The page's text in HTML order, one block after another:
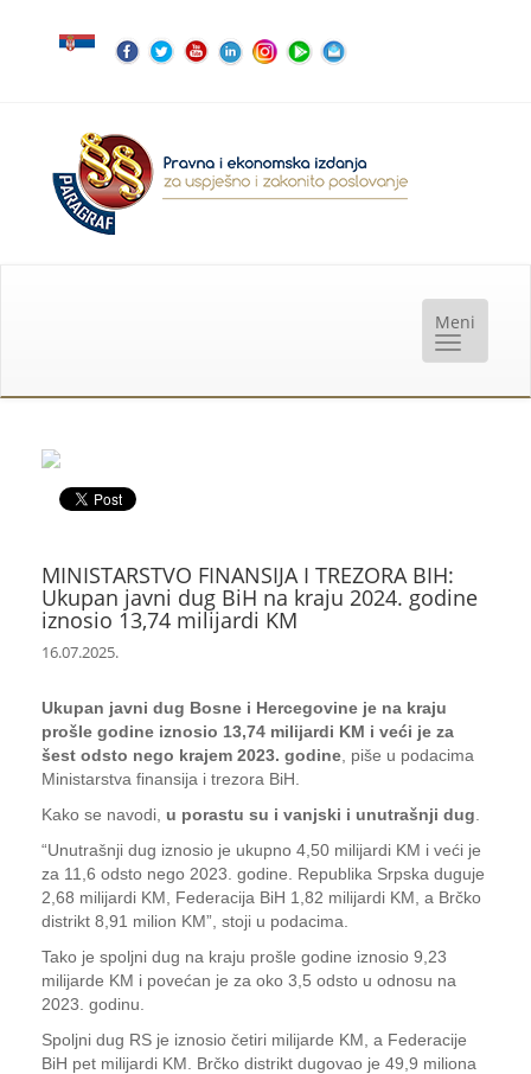
MINISTARSTVO FINANSIJA I TREZORA BIH:
Ukupan javni dug BiH na kraju 2024. godine
iznosio 13,74 milijardi KM
16.07.2025.
Ukupan javni dug Bosne i Hercegovine je na kraju
prošle godine iznosio 13,74 milijardi KM i veći je za
šest odsto nego krajem 2023. godine , piše u podacima
Ministarstva finansija i trezora BiH.
Kako se navodi, u porastu su i vanjski i unutrašnji dug
“Unutrašnji dug iznosio je ukupno 4,50 milijardi KM i veći je
za 11,6 odsto nego 2023. godine. Republika Srpska duguje
2,68 milijardi KM, Federacija BiH 1,82 milijardi KM, a Brčko
distrikt 8,91 milion KM”, stoji u podacima.
Tako je spoljni dug na kraju prošle godine iznosio 9,23
milijarde KM i povećan je za oko 3,5 odsto u odnosu na
2023. godinu.
Spoljni dug RS je iznosio četiri milijarde KM, a Federacije
BiH pet milijardi KM. Brčko distrikt dugovao je 49,9 miliona